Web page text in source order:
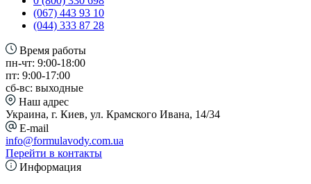
(067) 443 93 10
(044) 333 87 28
Время работы
пн-чт: 9:00-18:00
пт: 9:00-17:00
сб-вс: выходные
Наш адрес
Украина, г. Киев, ул. Крамского Ивана, 14/34
E-mail
info@formulavody.com.ua
Перейти в контакты
Информация